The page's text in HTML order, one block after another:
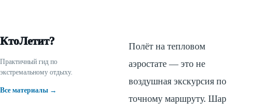
КтоЛетит?
Практичный гид по
экстремальному отдыху.
Все материалы →
Полёт на тепловом
аэростате — это не
воздушная экскурсия по
точному маршруту. Шар